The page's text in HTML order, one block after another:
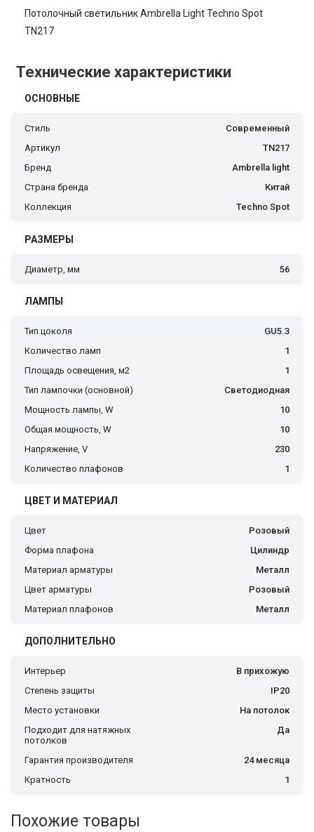
Потолочный светильник Ambrella Light Techno Spot
TN217
Технические характеристики
ОСНОВНЫЕ
Стиль
Современный
Артикул
TN217
Бренд
Ambrella light
Страна бренда
Китай
Коллекция
Techno Spot
РАЗМЕРЫ
Диаметр, мм 56
ЛАМПЫ
Тип цоколя
GU5.3
Количество ламп
1
Площадь освещения, м2
1
Тип лампочки (основной)
Светодиодная
Мощность лампы, W
10
Общая мощность, W
10
Напряжение, V
230
Количество плафонов
1
ЦВЕТ И МАТЕРИАЛ
Цвет
Розовый
Форма плафона
Цилиндр
Материал арматуры
Металл
Цвет арматуры
Розовый
Материал плафонов
Металл
ДОПОЛНИТЕЛЬНО
Интерьер
В прихожую
Степень защиты
IP20
Место установки
На потолок
Подходит для натяжных
потолков
Да
Гарантия производителя
24 месяца
Кратность
1
Похожие товары